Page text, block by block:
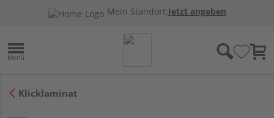
Mein Standort:Jetzt angeben
Klicklaminat